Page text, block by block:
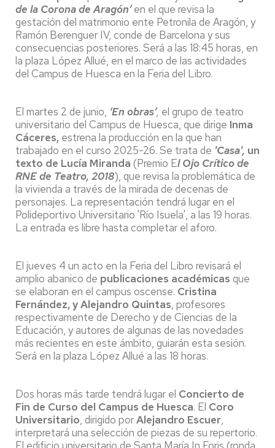
de la Corona de Aragón’en el que revisa la
gestación del matrimonio ente Petronila de Aragón, y
Ramón Berenguer IV, conde de Barcelona y sus
consecuencias posteriores. Será a las 18:45 horas, en
la plaza López Allué, en el marco de las actividades
del Campus de Huesca en la Feria del Libro.
El martes 2 de junio, ‘En obras’, el grupo de teatro
universitario del Campus de Huesca, que dirige Inma
Cáceres, estrena la producción en la que han
trabajado en el curso 2025-26. Se trata de 'Casa', un
texto de Lucía Miranda (Premio El Ojo Crítico de
RNE de Teatro, 2018), que revisa la problemática de
la vivienda a través de la mirada de decenas de
personajes. La representación tendrá lugar en el
Polideportivo Universitario 'Río Isuela', a las 19 horas.
La entrada es libre hasta completar el aforo.
El jueves 4 un acto en la Feria del Libro revisará el
amplio abanico de publicaciones académicas que
se elaboran en el campus oscense. Cristina
Fernández, y Alejandro Quintas, profesores
respectivamente de Derecho y de Ciencias de la
Educación, y autores de algunas de las novedades
más recientes en este ámbito, guiarán esta sesión.
Será en la plaza López Allué a las 18 horas.
Dos horas más tarde tendrá lugar el Concierto de
Fin de Curso del Campus de Huesca. El Coro
Universitario, dirigido porAlejandro Escuer,
interpretará una selección de piezas de su repertorio.
El edificio universitario de Santa María In Foris (ronda